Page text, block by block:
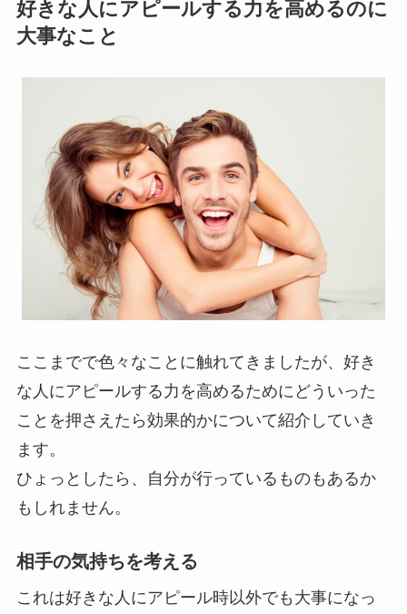
好きな人にアピールする力を高めるのに
大事なこと
ここまでで色々なことに触れてきましたが、好き
な人にアピールする力を高めるためにどういった
ことを押さえたら効果的かについて紹介していき
ます。
ひょっとしたら、自分が行っているものもあるか
もしれません。
相手の気持ちを考える
これは好きな人にアピール時以外でも大事になっ